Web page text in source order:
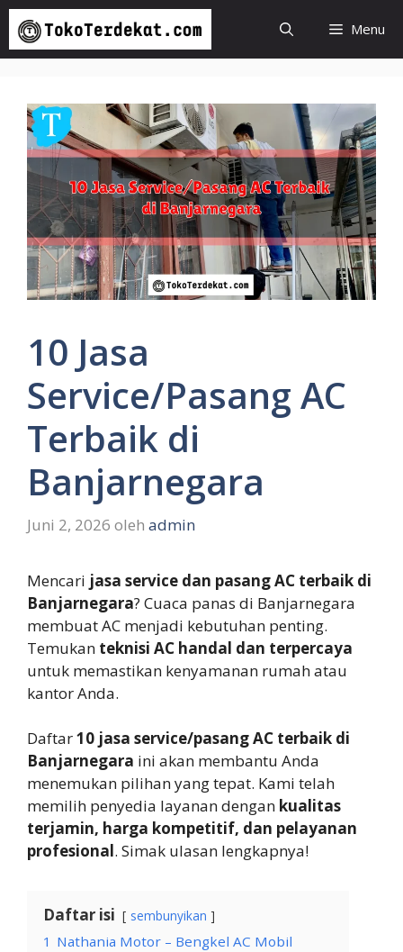
Langsung
isi
Menu
10 Jasa
Service/Pasang AC
Terbaik di
Banjarnegara
Juni 2, 2026 oleh admin
Mencari jasa service dan pasang AC terbaik di
Banjarnegara? Cuaca panas di Banjarnegara
membuat AC menjadi kebutuhan penting.
Temukan teknisi AC handal dan terpercaya
untuk memastikan kenyamanan rumah atau
kantor Anda.
Daftar10 jasa service/pasang AC terbaik di
Banjarnegara ini akan membantu Anda
menemukan pilihan yang tepat. Kami telah
memilih penyedia layanan dengan kualitas
terjamin, harga kompetitif, dan pelayanan
profesional. Simak ulasan lengkapnya!
Daftar isi sembunyikan
1 Nathania Motor – Bengkel AC Mobil